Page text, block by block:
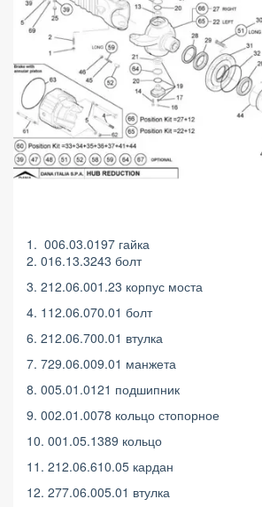
1. 006.03.0197 гайка
2. 016.13.3243 болт
3. 212.06.001.23 корпус моста
4. 112.06.070.01 болт
6. 212.06.700.01 втулка
7. 729.06.009.01 манжета
8. 005.01.0121 подшипник
9. 002.01.0078 кольцо стопорное
10. 001.05.1389 кольцо
11. 212.06.610.05 кардан
12. 277.06.005.01 втулка